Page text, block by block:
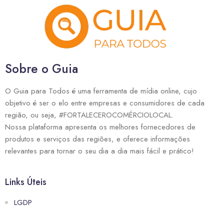
Sobre o Guia
O Guia para Todos é uma ferramenta de mídia online, cujo
objetivo é ser o elo entre empresas e consumidores de cada
região, ou seja, #FORTALECEROCOMÉRCIOLOCAL.
Nossa plataforma apresenta os melhores fornecedores de
produtos e serviços das regiões, e oferece informações
relevantes para tornar o seu dia a dia mais fácil e prático!
Links Úteis
LGDP